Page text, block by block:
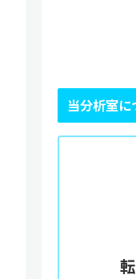
当分析室に